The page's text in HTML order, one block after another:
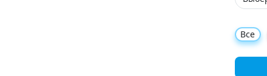
Все